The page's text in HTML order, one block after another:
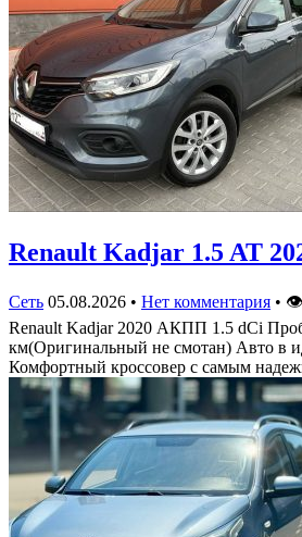
Renault Kadjar 1.5 AT
Сеть 05.08.2026 • Нет комментария • 👁
Renault Kadjar 2020 АКПП 1.5 dCi
км(Оригинальный не смотан) Авто в
Комфортный кроссовер с самым